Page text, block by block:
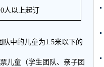
人以上起订
队中的儿童为1.5米以下的
儿童（学生团队、亲子团